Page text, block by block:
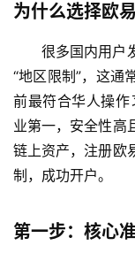
为什么选择欧
很多国内用户
“地区限制”，这通
前最符合华人操
业第一，安全性高
链上资产，注册欧
制，成功开户。
第一步：核心